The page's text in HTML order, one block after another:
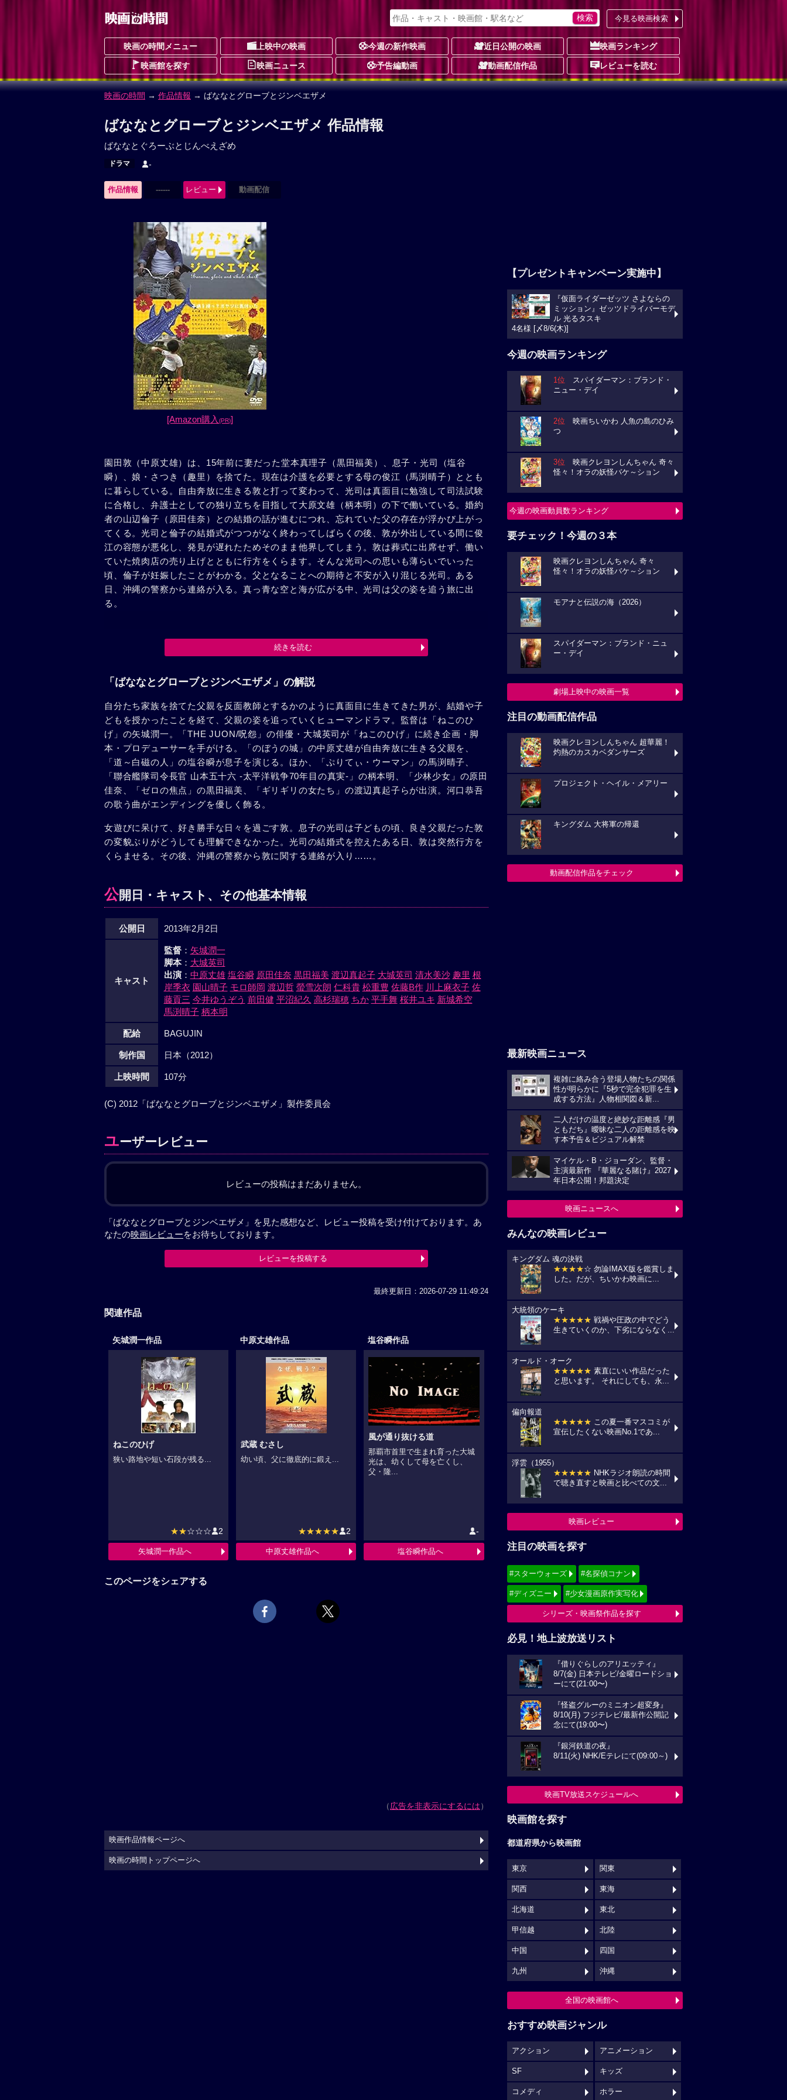
今見る映画検索
映画の時間メニュー 上映中の映画 今週の新作映画 近日公開の映画 映画ランキング
映画館を探す 映画ニュース 予告編動画 動画配信作品 レビューを読む
映画の時間 → 作品情報 → ばななとグローブとジンベエザメ
ばななとグローブとジンベエザメ 作品情報
ばななとぐろーぶとじんべえざめ
ドラマ -
作品情報 ------ レビュー 動画配信
[Amazon購入(PR)]
園田敦（中原丈雄）は、15年前に妻だった堂本真理子（黒田福美）、息子・光司（塩谷
瞬）、娘・さつき（趣里）を捨てた。現在は介護を必要とする母の俊江（馬渕晴子）ととも
に暮らしている。自由奔放に生きる敦と打って変わって、光司は真面目に勉強して司法試験
に合格し、弁護士としての独り立ちを目指して大原文雄（柄本明）の下で働いている。婚約
者の山辺倫子（原田佳奈）との結婚の話が進むにつれ、忘れていた父の存在が浮かび上がっ
てくる。光司と倫子の結婚式がつつがなく終わってしばらくの後、敦が外出している間に俊
江の容態が悪化し、発見が遅れたためそのまま他界してしまう。敦は葬式に出席せず、働い
ていた焼肉店の売り上げとともに行方をくらます。そんな光司への思いも薄らいでいった
頃、倫子が妊娠したことがわかる。父となることへの期待と不安が入り混じる光司。ある
日、沖縄の警察から連絡が入る。真っ青な空と海が広がる中、光司は父の姿を追う旅に出
る。
続きを読む
「ばななとグローブとジンベエザメ」の解説
自分たち家族を捨てた父親を反面教師とするかのように真面目に生きてきた男が、結婚や子
どもを授かったことを経て、父親の姿を追っていくヒューマンドラマ。監督は「ねこのひ
げ」の矢城潤一。「THE JUON/呪怨」の俳優・大城英司が「ねこのひげ」に続き企画・脚
本・プロデューサーを手がける。「のぼうの城」の中原丈雄が自由奔放に生きる父親を、
「道～白磁の人」の塩谷瞬が息子を演じる。ほか、「ぷりてぃ・ウーマン」の馬渕晴子、
「聯合艦隊司令長官 山本五十六 -太平洋戦争70年目の真実-」の柄本明、「少林少女」の原田
佳奈、「ゼロの焦点」の黒田福美、「ギリギリの女たち」の渡辺真起子らが出演。河口恭吾
の歌う曲がエンディングを優しく飾る。
女遊びに呆けて、好き勝手な日々を過ごす敦。息子の光司は子どもの頃、良き父親だった敦
の変貌ぶりがどうしても理解できなかった。光司の結婚式を控えたある日、敦は突然行方を
くらませる。その後、沖縄の警察から敦に関する連絡が入り……。
公開日・キャスト、その他基本情報
公開日 2013年2月2日
キャスト
監督： 矢城潤一
脚本： 大城英司
出演： 中原丈雄 塩谷瞬 原田佳奈 黒田福美 渡辺真起子 大城英司 清水美沙 趣里 根
岸季衣 園山晴子 モロ師岡 渡辺哲 螢雪次朗 仁科貴 松重豊 佐藤B作 川上麻衣子 佐
藤貢三 今井ゆうぞう 前田健 平沼紀久 高杉瑞穂 ちか 平手舞 桜井ユキ 新城希空
馬渕晴子 柄本明
配給 BAGUJIN
制作国 日本（2012）
上映時間 107分
(C) 2012「ばななとグローブとジンベエザメ」製作委員会
ユーザーレビュー
レビューの投稿はまだありません。
「ばななとグローブとジンベエザメ」を見た感想など、レビュー投稿を受け付けております。あ
なたの映画レビューをお待ちしております。
レビューを投稿する
最終更新日：2026-07-29 11:49:24
関連作品
矢城潤一作品
ねこのひげ
狭い路地や短い石段が残る...
★★☆☆☆ 2
矢城潤一作品へ
中原丈雄作品
武蔵 むさし
幼い頃、父に徹底的に鍛え...
★★★★★ 2
中原丈雄作品へ
塩谷瞬作品
風が通り抜ける道
那覇市首里で生まれ育った大城
光は、幼くして母を亡くし、
父・隆...
-
塩谷瞬作品へ
このページをシェアする
（広告を非表示にするには）
【プレゼントキャンペーン実施中】
『仮面ライダーゼッツ さよならの
ミッション』ゼッツドライバーモデ
ル 光るタスキ
4名様 [〆8/6(木)]
今週の映画ランキング
1位 スパイダーマン：ブランド・
ニュー・デイ
2位 映画ちいかわ 人魚の島のひみ
つ
3位 映画クレヨンしんちゃん 奇々
怪々！オラの妖怪バケ～ション
今週の映画動員数ランキング
要チェック！今週の３本
映画クレヨンしんちゃん 奇々
怪々！オラの妖怪バケ～ション
モアナと伝説の海（2026）
スパイダーマン：ブランド・ニュ
ー・デイ
劇場上映中の映画一覧
注目の動画配信作品
映画クレヨンしんちゃん 超華麗！
灼熱のカスカベダンサーズ
プロジェクト・ヘイル・メアリー
キングダム 大将軍の帰還
動画配信作品をチェック
最新映画ニュース
複雑に絡み合う登場人物たちの関係
性が明らかに『5秒で完全犯罪を生
成する方法』人物相関図＆新...
二人だけの温度と絶妙な距離感『男
ともだち』曖昧な二人の距離感を映
す本予告＆ビジュアル解禁
マイケル・B・ジョーダン、監督・
主演最新作 『華麗なる賭け』2027
年日本公開！邦題決定
映画ニュースへ
みんなの映画レビュー
キングダム 魂の決戦
★★★★☆ 勿論IMAX版を鑑賞しま
した。だが、ちいかわ映画に...
大統領のケーキ
★★★★★ 戦禍や圧政の中でどう
生きていくのか、下劣にならなく...
オールド・オーク
★★★★★ 素直にいい作品だった
と思います。 それにしても、永...
偏向報道
★★★★★ この夏一番マスコミが
宣伝したくない映画No.1であ...
浮雲（1955）
★★★★★ NHKラジオ朗読の時間
で聴き直すと映画と比べての文...
映画レビュー
注目の映画を探す
#スターウォーズ #名探偵コナン
#ディズニー #少女漫画原作実写化
シリーズ・映画祭作品を探す
必見！地上波放送リスト
『借りぐらしのアリエッティ』
8/7(金) 日本テレビ/金曜ロードショ
ーにて(21:00〜)
『怪盗グルーのミニオン超変身』
8/10(月) フジテレビ/最新作公開記
念にて(19:00〜)
『銀河鉄道の夜』
8/11(火) NHK/Eテレにて(09:00～)
映画TV放送スケジュールへ
映画館を探す
都道府県から映画館
東京 関東
関西 東海
北海道 東北
甲信越 北陸
中国 四国
九州 沖縄
全国の映画館へ
おすすめ映画ジャンル
アクション アニメーション
SF キッズ
コメディ ホラー
映画作品情報ページへ
映画の時間トップページへ